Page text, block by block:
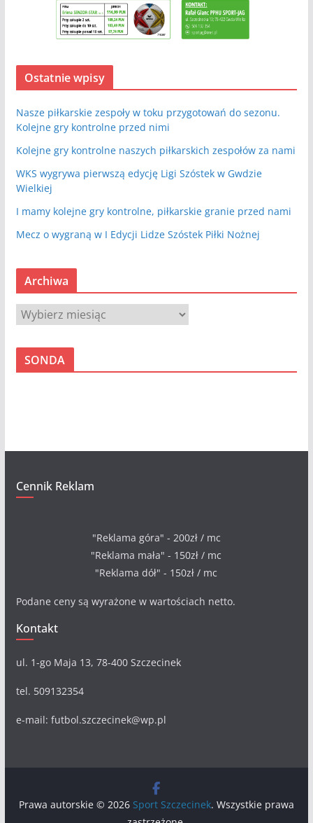
Ostatnie wpisy
Nasze piłkarskie zespoły w toku przygotowań do sezonu.
Kolejne gry kontrolne przed nimi
Kolejne gry kontrolne naszych piłkarskich zespołów za nami
WKS wygrywa pierwszą edycję Ligi Szóstek w Gwdzie
Wielkiej
I mamy kolejne gry kontrolne, piłkarskie granie przed nami
Mecz o wygraną w I Edycji Lidze Szóstek Piłki Nożnej
Archiwa
A
r
c
SONDA
Cennik Reklam
"Reklama góra" - 200zł / mc
"Reklama mała" - 150zł / mc
"Reklama dół" - 150zł / mc
Podane ceny są wyrażone w wartościach netto.
Kontakt
ul. 1-go Maja 13, 78-400 Szczecinek
tel. 509132354
e-mail: futbol.szczecinek@wp.pl
Prawa autorskie © 2026 Sport Szczecinek. Wszystkie prawa